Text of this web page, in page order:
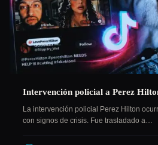
Intervención policial a Perez
La intervención policial Perez Hilton
con signos de crisis. Fue trasladado a…